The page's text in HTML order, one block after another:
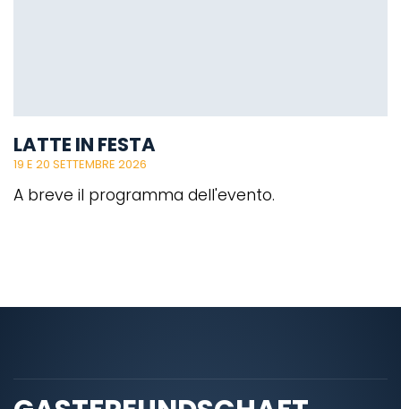
LATTE IN FESTA
19 E 20 SETTEMBRE 2026
A breve il programma dell'evento.